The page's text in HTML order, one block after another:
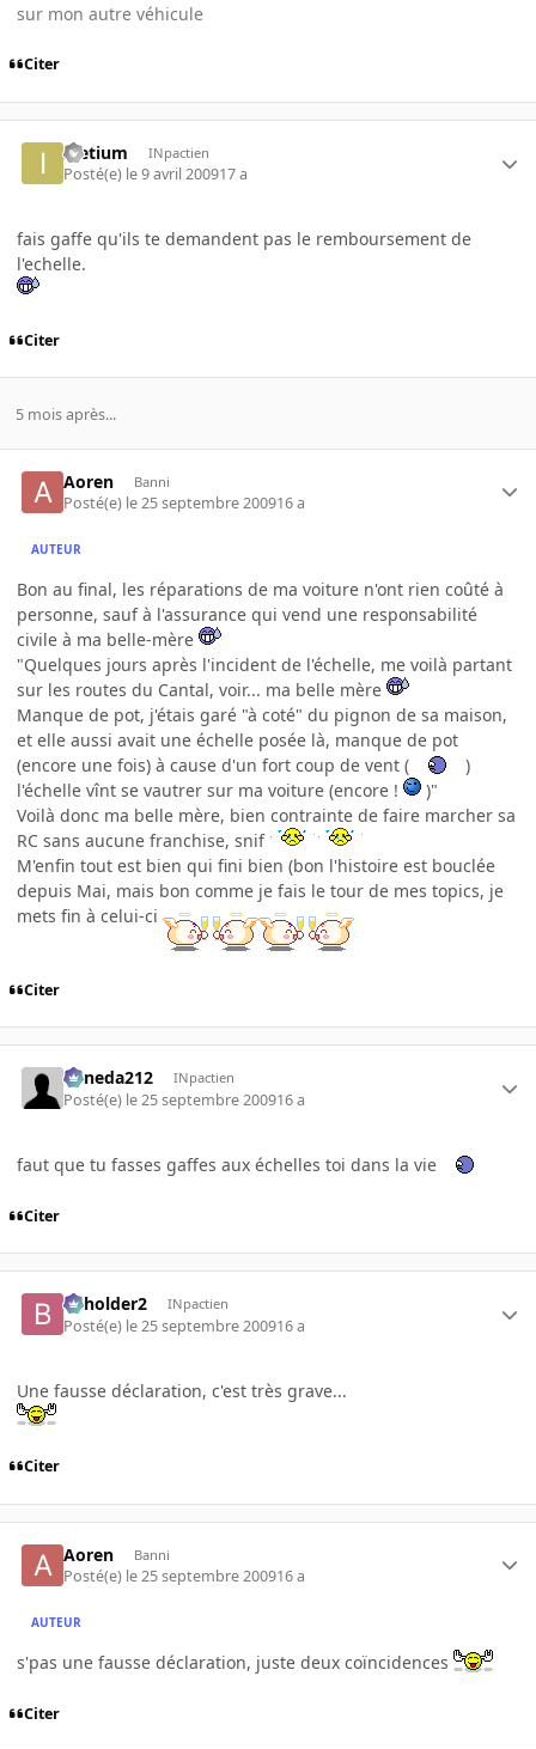
sur mon autre véhicule
Citer
Ieetium INpactien
Posté(e) le 9 avril 200917 a
fais gaffe qu'ils te demandent pas le remboursement de
l'echelle.
Citer
5 mois après...
Aoren Banni
Posté(e) le 25 septembre 200916 a
AUTEUR
Bon au final, les réparations de ma voiture n'ont rien coûté à
personne, sauf à l'assurance qui vend une responsabilité
civile à ma belle-mère
"Quelques jours après l'incident de l'échelle, me voilà partant
sur les routes du Cantal, voir... ma belle mère
Manque de pot, j'étais garé "à coté" du pignon de sa maison,
et elle aussi avait une échelle posée là, manque de pot
(encore une fois) à cause d'un fort coup de vent (
)
l'échelle vînt se vautrer sur ma voiture (encore !
)"
Voilà donc ma belle mère, bien contrainte de faire marcher sa
RC sans aucune franchise, snif
M'enfin tout est bien qui fini bien (bon l'histoire est bouclée
depuis Mai, mais bon comme je fais le tour de mes topics, je
mets fin à celui-ci
Citer
keneda212 INpactien
Posté(e) le 25 septembre 200916 a
faut que tu fasses gaffes aux échelles toi dans la vie
Citer
beholder2 INpactien
Posté(e) le 25 septembre 200916 a
Une fausse déclaration, c'est très grave...
Citer
Aoren Banni
Posté(e) le 25 septembre 200916 a
AUTEUR
s'pas une fausse déclaration, juste deux coïncidences
Citer